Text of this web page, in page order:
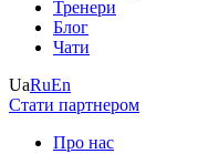
Тренери
Блог
Чати
UaRuEn
Стати партнером
Про нас